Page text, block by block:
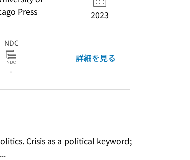
Press
2023
NDC
-
詳細を見る
Crisis as a political keyword;